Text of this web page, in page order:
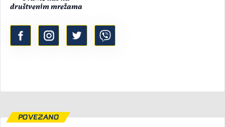
društvenim mrežama
POVEZANO